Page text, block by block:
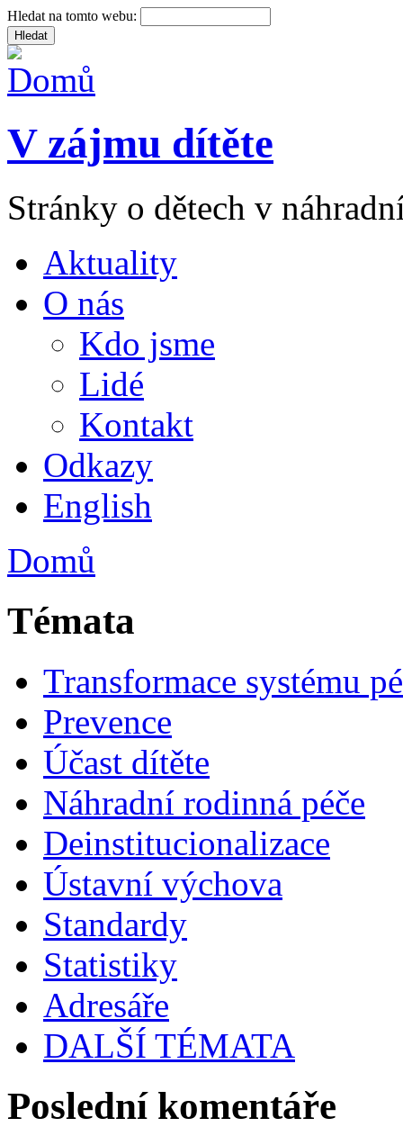
Hledat na tomto webu:
V zájmu dítěte
Stránky o dětech v
Aktuality
O nás
Kdo jsme
Lidé
Kontakt
Odkazy
English
Domů
Témata
Transformace systému
Prevence
Účast dítěte
Náhradní rodinná péče
Deinstitucionalizace
Ústavní výchova
Standardy
Statistiky
Adresáře
DALŠÍ TÉMATA
Poslední komentáře